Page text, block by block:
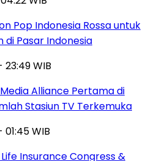
Pop Indonesia Rossa untuk
Pasar Indonesia
23:49 WIB
Alliance Pertama di
Stasiun TV Terkemuka
WIB
Insurance Congress &